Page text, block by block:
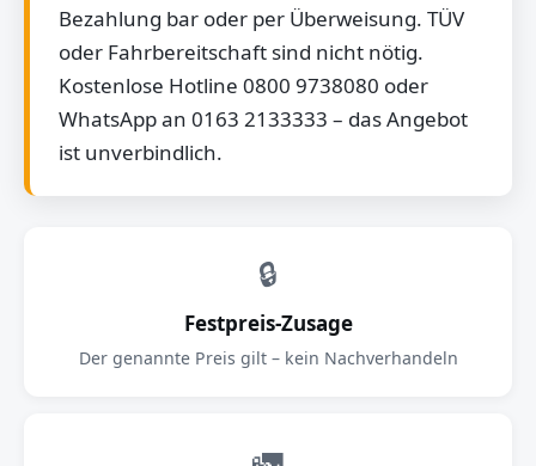
Bezahlung bar oder per Überweisung. TÜV
oder Fahrbereitschaft sind nicht nötig.
Kostenlose Hotline 0800 9738080 oder
WhatsApp an 0163 2133333 – das Angebot
ist unverbindlich.
🔒
Festpreis-Zusage
Der genannte Preis gilt – kein Nachverhandeln